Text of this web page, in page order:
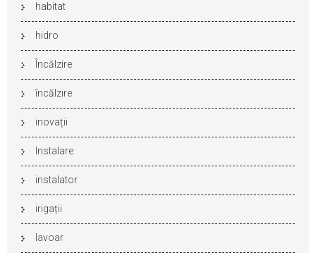
habitat
hidro
Încălzire
încălzire
inovații
Instalare
instalator
irigații
lavoar